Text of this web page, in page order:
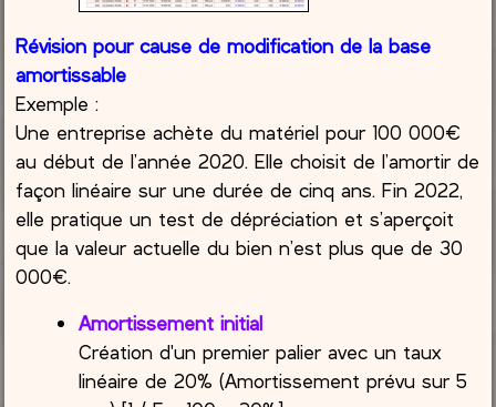
Révision pour cause de modification de la base
amortissable
Exemple :
Une entreprise achète du matériel pour 100 000€
au début de l’année 2020. Elle choisit de l’amortir de
façon linéaire sur une durée de cinq ans. Fin 2022,
elle pratique un test de dépréciation et s’aperçoit
que la valeur actuelle du bien n’est plus que de 30
000€.
Amortissement initial
Création d'un premier palier avec un taux
linéaire de 20% (Amortissement prévu sur 5